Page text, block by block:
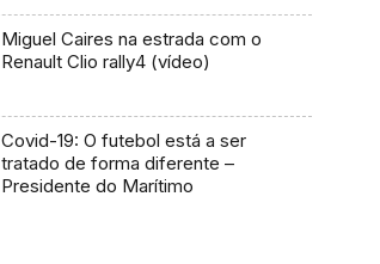
Miguel Caires na estrada com o
Renault Clio rally4 (vídeo)
Covid-19: O futebol está a ser
tratado de forma diferente –
Presidente do Marítimo